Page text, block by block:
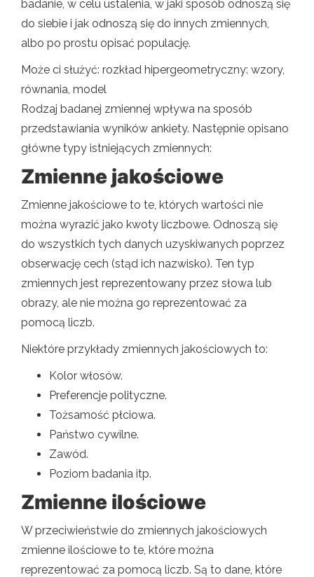
badanie, w celu ustalenia, w jaki sposób odnoszą się
do siebie i jak odnoszą się do innych zmiennych,
albo po prostu opisać populację.
Może ci służyć: rozkład hipergeometryczny: wzory,
równania, model
Rodzaj badanej zmiennej wpływa na sposób
przedstawiania wyników ankiety. Następnie opisano
główne typy istniejących zmiennych:
Zmienne jakościowe
Zmienne jakościowe to te, których wartości nie
można wyrazić jako kwoty liczbowe. Odnoszą się
do wszystkich tych danych uzyskiwanych poprzez
obserwację cech (stąd ich nazwisko). Ten typ
zmiennych jest reprezentowany przez słowa lub
obrazy, ale nie można go reprezentować za
pomocą liczb.
Niektóre przykłady zmiennych jakościowych to:
Kolor włosów.
Preferencje polityczne.
Tożsamość płciowa.
Państwo cywilne.
Zawód.
Poziom badania itp.
Zmienne ilościowe
W przeciwieństwie do zmiennych jakościowych
zmienne ilościowe to te, które można
reprezentować za pomocą liczb. Są to dane, które